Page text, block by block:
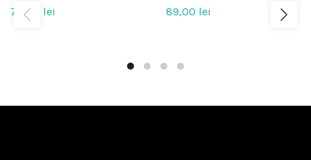
70,00 lei
89,00 lei